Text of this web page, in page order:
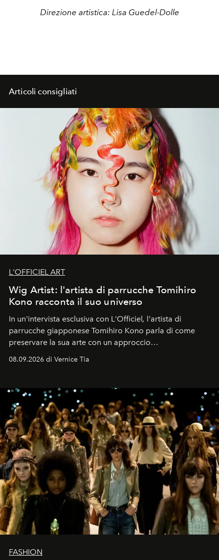
Direzione artistica: Lisa Guedel-Dolle
Articoli consigliati
L'OFFICIEL ART
Wig Artist: l'artista di parrucche Tomihiro
Kono racconta il suo universo
In un'intervista esclusiva con L'Officiel, l'artista di
parrucche giapponese Tomihiro Kono parla di come
preservare la sua arte con un approccio
contemporaneo.
08.09.2026 di Vernice Tia
FASHION